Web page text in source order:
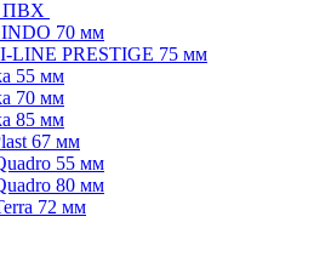
ПВХ
70 мм
LINE PRESTIGE 75 мм
55 мм
70 мм
85 мм
67 мм
55 мм
80 мм
72 мм